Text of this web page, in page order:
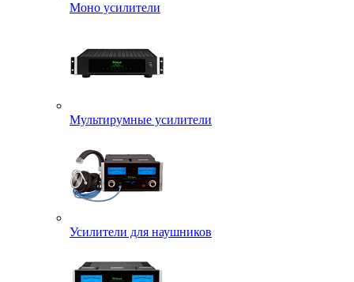
Моно усилители
Мультирумные усилители
Усилители для наушников